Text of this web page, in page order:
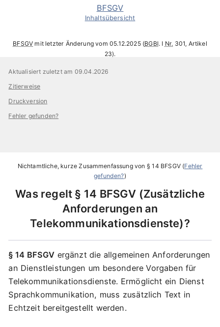
BFSGV
Inhaltsübersicht
BFSGV mit letzter Änderung vom 05.12.2025 (BGBl. I Nr. 301, Artikel
23).
Aktualisiert zuletzt am 09.04.2026
Zitierweise
Druckversion
Fehler gefunden?
Nichtamtliche, kurze Zusammenfassung von § 14 BFSGV (Fehler
gefunden?)
Was regelt § 14 BFSGV
Zusätzliche
Anforderungen an
Telekommunikationsdienste ?
§ 14 BFSGV ergänzt die allgemeinen Anforderungen
an Dienstleistungen um besondere Vorgaben für
Telekommunikationsdienste. Ermöglicht ein Dienst
Sprachkommunikation, muss zusätzlich Text in
Echtzeit bereitgestellt werden.